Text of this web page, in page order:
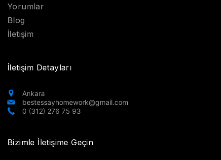
Yorumlar
Blog
İletişim
İletişim Detayları
Ankara
bestessayhomework@gmail.com
0 (312) 276 75 93
Bizimle İletişime Geçin